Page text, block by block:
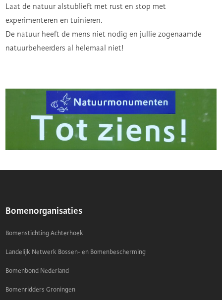
Laat de natuur alstublieft met rust en stop met
experimenteren en tuinieren.
De natuur heeft de mens niet nodig en jullie zogenaamde
natuurbeheerders al helemaal niet!
Bomenorganisaties
Bomenstichting Achterhoek
Landelijk Netwerk Bossen- en Bomenbescherming
Bomenbond Nederland
Bomenridders Groningen